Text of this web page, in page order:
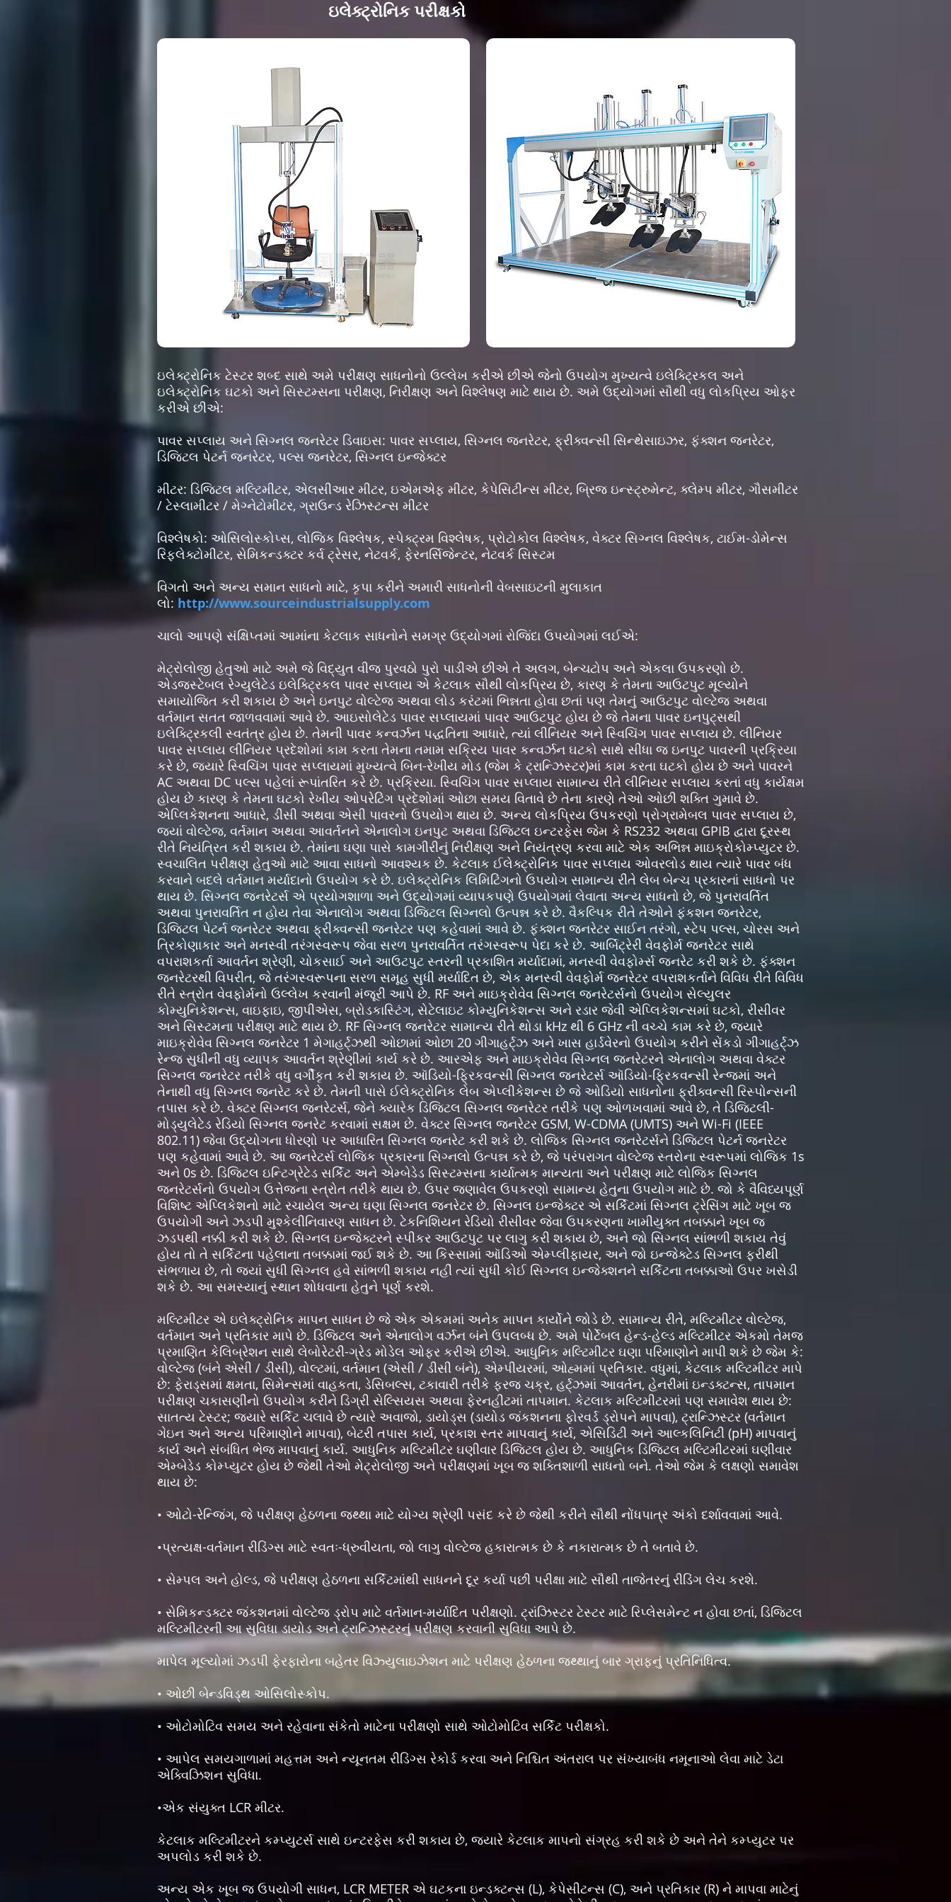
ઇલેક્ટ્રોનિક પરીક્ષકો
ઇલેક્ટ્રોનિક ટેસ્ટર શબ્દ સાથે અમે પરીક્ષણ સાધનોનો ઉલ્લેખ કરીએ છીએ જેનો ઉપયોગ મુખ્યત્વે ઇલેક્ટ્રિકલ અને
ઇલેક્ટ્રોનિક ઘટકો અને સિસ્ટમ્સના પરીક્ષણ, નિરીક્ષણ અને વિશ્લેષણ માટે થાય છે. અમે ઉદ્યોગમાં સૌથી વધુ લોકપ્રિય ઓફર
કરીએ છીએ:
પાવર સપ્લાય અને સિગ્નલ જનરેટર ડિવાઇસ: પાવર સપ્લાય, સિગ્નલ જનરેટર, ફ્રીક્વન્સી સિન્થેસાઇઝર, ફંક્શન જનરેટર,
ડિજિટલ પેટર્ન જનરેટર, પલ્સ જનરેટર, સિગ્નલ ઇન્જેક્ટર
મીટર: ડિજિટલ મલ્ટિમીટર, એલસીઆર મીટર, ઇએમએફ મીટર, કેપેસિટીન્સ મીટર, બ્રિજ ઇન્સ્ટ્રુમેન્ટ, ક્લેમ્પ મીટર, ગૌસમીટર
/ ટેસ્લામીટર / મેગ્નેટોમીટર, ગ્રાઉન્ડ રેઝિસ્ટન્સ મીટર
વિશ્લેષકો: ઓસિલોસ્કોપ્સ, લોજિક વિશ્લેષક, સ્પેક્ટ્રમ વિશ્લેષક, પ્રોટોકોલ વિશ્લેષક, વેક્ટર સિગ્નલ વિશ્લેષક, ટાઈમ-ડોમેન્સ
રિફ્લેક્ટોમીટર, સેમિકન્ડક્ટર કર્વ ટ્રેસર, નેટવર્ક, ફેરનર્સિજેન્ટર, નેટવર્ક સિસ્ટમ
વિગતો અને અન્ય સમાન સાધનો માટે, કૃપા કરીને અમારી સાધનોની વેબસાઇટની મુલાકાત
લો: http://www.sourceindustrialsupply.com
ચાલો આપણે સંક્ષિપ્તમાં આમાંના કેટલાક સાધનોને સમગ્ર ઉદ્યોગમાં રોજિંદા ઉપયોગમાં લઈએ:
મેટ્રોલોજી હેતુઓ માટે અમે જે વિદ્યુત વીજ પુરવઠો પુરો પાડીએ છીએ તે અલગ, બેન્ચટોપ અને એકલા ઉપકરણો છે.
એડજસ્ટેબલ રેગ્યુલેટેડ ઇલેક્ટ્રિકલ પાવર સપ્લાય એ કેટલાક સૌથી લોકપ્રિય છે, કારણ કે તેમના આઉટપુટ મૂલ્યોને
સમાયોજિત કરી શકાય છે અને ઇનપુટ વોલ્ટેજ અથવા લોડ કરંટમાં ભિન્નતા હોવા છતાં પણ તેમનું આઉટપુટ વોલ્ટેજ અથવા
વર્તમાન સતત જાળવવામાં આવે છે. આઇસોલેટેડ પાવર સપ્લાયમાં પાવર આઉટપુટ હોય છે જે તેમના પાવર ઇનપુટ્સથી
ઇલેક્ટ્રિકલી સ્વતંત્ર હોય છે. તેમની પાવર કન્વર્ઝન પદ્ધતિના આધારે, ત્યાં લીનિયર અને સ્વિચિંગ પાવર સપ્લાય છે. લીનિયર
પાવર સપ્લાય લીનિયર પ્રદેશોમાં કામ કરતા તેમના તમામ સક્રિય પાવર કન્વર્ઝન ઘટકો સાથે સીધા જ ઇનપુટ પાવરની પ્રક્રિયા
કરે છે, જ્યારે સ્વિચિંગ પાવર સપ્લાયમાં મુખ્યત્વે બિન-રેખીય મોડ (જેમ કે ટ્રાન્ઝિસ્ટર)માં કામ કરતા ઘટકો હોય છે અને પાવરને
AC અથવા DC પલ્સ પહેલાં રૂપાંતરિત કરે છે. પ્રક્રિયા. સ્વિચિંગ પાવર સપ્લાય સામાન્ય રીતે લીનિયર સપ્લાય કરતાં વધુ કાર્યક્ષમ
હોય છે કારણ કે તેમના ઘટકો રેખીય ઓપરેટિંગ પ્રદેશોમાં ઓછા સમય વિતાવે છે તેના કારણે તેઓ ઓછી શક્તિ ગુમાવે છે.
એપ્લિકેશનના આધારે, ડીસી અથવા એસી પાવરનો ઉપયોગ થાય છે. અન્ય લોકપ્રિય ઉપકરણો પ્રોગ્રામેબલ પાવર સપ્લાય છે,
જ્યાં વોલ્ટેજ, વર્તમાન અથવા આવર્તનને એનાલોગ ઇનપુટ અથવા ડિજિટલ ઇન્ટરફેસ જેમ કે RS232 અથવા GPIB દ્વારા દૂરસ્થ
રીતે નિયંત્રિત કરી શકાય છે. તેમાંના ઘણા પાસે કામગીરીનું નિરીક્ષણ અને નિયંત્રણ કરવા માટે એક અભિન્ન માઇક્રોકોમ્પ્યુટર છે.
સ્વચાલિત પરીક્ષણ હેતુઓ માટે આવા સાધનો આવશ્યક છે. કેટલાક ઈલેક્ટ્રોનિક પાવર સપ્લાય ઓવરલોડ થાય ત્યારે પાવર બંધ
કરવાને બદલે વર્તમાન મર્યાદાનો ઉપયોગ કરે છે. ઇલેક્ટ્રોનિક લિમિટિંગનો ઉપયોગ સામાન્ય રીતે લેબ બેન્ચ પ્રકારનાં સાધનો પર
થાય છે. સિગ્નલ જનરેટર્સ એ પ્રયોગશાળા અને ઉદ્યોગમાં વ્યાપકપણે ઉપયોગમાં લેવાતા અન્ય સાધનો છે, જે પુનરાવર્તિત
અથવા પુનરાવર્તિત ન હોય તેવા એનાલોગ અથવા ડિજિટલ સિગ્નલો ઉત્પન્ન કરે છે. વૈકલ્પિક રીતે તેઓને ફંકશન જનરેટર,
ડિજિટલ પેટર્ન જનરેટર અથવા ફ્રીક્વન્સી જનરેટર પણ કહેવામાં આવે છે. ફંક્શન જનરેટર સાઈન તરંગો, સ્ટેપ પલ્સ, ચોરસ અને
ત્રિકોણાકાર અને મનસ્વી તરંગસ્વરૂપ જેવા સરળ પુનરાવર્તિત તરંગસ્વરૂપ પેદા કરે છે. આર્બિટ્રેરી વેવફોર્મ જનરેટર સાથે
વપરાશકર્તા આવર્તન શ્રેણી, ચોકસાઈ અને આઉટપુટ સ્તરની પ્રકાશિત મર્યાદામાં, મનસ્વી વેવફોર્મ્સ જનરેટ કરી શકે છે. ફંક્શન
જનરેટરથી વિપરીત, જે તરંગસ્વરૂપના સરળ સમૂહ સુધી મર્યાદિત છે, એક મનસ્વી વેવફોર્મ જનરેટર વપરાશકર્તાને વિવિધ રીતે વિવિધ
રીતે સ્ત્રોત વેવફોર્મનો ઉલ્લેખ કરવાની મંજૂરી આપે છે. RF અને માઇક્રોવેવ સિગ્નલ જનરેટર્સનો ઉપયોગ સેલ્યુલર
કોમ્યુનિકેશન્સ, વાઇફાઇ, જીપીએસ, બ્રોડકાસ્ટિંગ, સેટેલાઇટ કોમ્યુનિકેશન્સ અને રડાર જેવી એપ્લિકેશન્સમાં ઘટકો, રીસીવર
અને સિસ્ટમના પરીક્ષણ માટે થાય છે. RF સિગ્નલ જનરેટર સામાન્ય રીતે થોડા kHz થી 6 GHz ની વચ્ચે કામ કરે છે, જ્યારે
માઇક્રોવેવ સિગ્નલ જનરેટર 1 મેગાહર્ટ્ઝથી ઓછામાં ઓછા 20 ગીગાહર્ટ્ઝ અને ખાસ હાર્ડવેરનો ઉપયોગ કરીને સેંકડો ગીગાહર્ટ્ઝ
રેન્જ સુધીની વધુ વ્યાપક આવર્તન શ્રેણીમાં કાર્ય કરે છે. આરએફ અને માઇક્રોવેવ સિગ્નલ જનરેટરને એનાલોગ અથવા વેક્ટર
સિગ્નલ જનરેટર તરીકે વધુ વર્ગીકૃત કરી શકાય છે. ઑડિયો-ફ્રિકવન્સી સિગ્નલ જનરેટર્સ ઑડિયો-ફ્રિકવન્સી રેન્જમાં અને
તેનાથી વધુ સિગ્નલ જનરેટ કરે છે. તેમની પાસે ઈલેક્ટ્રોનિક લેબ એપ્લીકેશન્સ છે જે ઓડિયો સાધનોના ફ્રીક્વન્સી રિસ્પોન્સની
તપાસ કરે છે. વેક્ટર સિગ્નલ જનરેટર્સ, જેને ક્યારેક ડિજિટલ સિગ્નલ જનરેટર તરીકે પણ ઓળખવામાં આવે છે, તે ડિજિટલી-
મોડ્યુલેટેડ રેડિયો સિગ્નલ જનરેટ કરવામાં સક્ષમ છે. વેક્ટર સિગ્નલ જનરેટર GSM, W-CDMA (UMTS) અને Wi-Fi (IEEE
802.11) જેવા ઉદ્યોગના ધોરણો પર આધારિત સિગ્નલ જનરેટ કરી શકે છે. લોજિક સિગ્નલ જનરેટર્સને ડિજિટલ પેટર્ન જનરેટર
પણ કહેવામાં આવે છે. આ જનરેટર્સ લોજિક પ્રકારના સિગ્નલો ઉત્પન્ન કરે છે, જે પરંપરાગત વોલ્ટેજ સ્તરોના સ્વરૂપમાં લોજિક 1s
અને 0s છે. ડિજિટલ ઇન્ટિગ્રેટેડ સર્કિટ અને એમ્બેડેડ સિસ્ટમ્સના કાર્યાત્મક માન્યતા અને પરીક્ષણ માટે લોજિક સિગ્નલ
જનરેટર્સનો ઉપયોગ ઉત્તેજના સ્ત્રોત તરીકે થાય છે. ઉપર જણાવેલ ઉપકરણો સામાન્ય હેતુના ઉપયોગ માટે છે. જો કે વૈવિધ્યપૂર્ણ
વિશિષ્ટ એપ્લિકેશનો માટે રચાયેલ અન્ય ઘણા સિગ્નલ જનરેટર છે. સિગ્નલ ઇન્જેક્ટર એ સર્કિટમાં સિગ્નલ ટ્રેસિંગ માટે ખૂબ જ
ઉપયોગી અને ઝડપી મુશ્કેલીનિવારણ સાધન છે. ટેકનિશિયન રેડિયો રીસીવર જેવા ઉપકરણના ખામીયુક્ત તબક્કાને ખૂબ જ
ઝડપથી નક્કી કરી શકે છે. સિગ્નલ ઇન્જેક્ટરને સ્પીકર આઉટપુટ પર લાગુ કરી શકાય છે, અને જો સિગ્નલ સાંભળી શકાય તેવું
હોય તો તે સર્કિટના પહેલાના તબક્કામાં જઈ શકે છે. આ કિસ્સામાં ઑડિઓ એમ્પ્લીફાયર, અને જો ઇન્જેક્ટેડ સિગ્નલ ફરીથી
સંભળાય છે, તો જ્યાં સુધી સિગ્નલ હવે સાંભળી શકાય નહીં ત્યાં સુધી કોઈ સિગ્નલ ઇન્જેક્શનને સર્કિટના તબક્કાઓ ઉપર ખસેડી
શકે છે. આ સમસ્યાનું સ્થાન શોધવાના હેતુને પૂર્ણ કરશે.
મલ્ટિમીટર એ ઇલેક્ટ્રોનિક માપન સાધન છે જે એક એકમમાં અનેક માપન કાર્યોને જોડે છે. સામાન્ય રીતે, મલ્ટિમીટર વોલ્ટેજ,
વર્તમાન અને પ્રતિકાર માપે છે. ડિજિટલ અને એનાલોગ વર્ઝન બંને ઉપલબ્ધ છે. અમે પોર્ટેબલ હેન્ડ-હેલ્ડ મલ્ટિમીટર એકમો તેમજ
પ્રમાણિત કેલિબ્રેશન સાથે લેબોરેટરી-ગ્રેડ મોડેલ ઓફર કરીએ છીએ. આધુનિક મલ્ટિમીટર ઘણા પરિમાણોને માપી શકે છે જેમ કે:
વોલ્ટેજ (બંને એસી / ડીસી), વોલ્ટમાં, વર્તમાન (એસી / ડીસી બંને), એમ્પીયરમાં, ઓહ્મમાં પ્રતિકાર. વધુમાં, કેટલાક મલ્ટિમીટર માપે
છે: ફેરાડ્સમાં ક્ષમતા, સિમેન્સમાં વાહકતા, ડેસિબલ્સ, ટકાવારી તરીકે ફરજ ચક્ર, હર્ટ્ઝમાં આવર્તન, હેનરીમાં ઇન્ડક્ટન્સ, તાપમાન
પરીક્ષણ ચકાસણીનો ઉપયોગ કરીને ડિગ્રી સેલ્સિયસ અથવા ફેરનહીટમાં તાપમાન. કેટલાક મલ્ટિમીટરમાં પણ સમાવેશ થાય છે:
સાતત્ય ટેસ્ટર; જ્યારે સર્કિટ ચલાવે છે ત્યારે અવાજો, ડાયોડ્સ (ડાયોડ જંકશનના ફોરવર્ડ ડ્રોપને માપવા), ટ્રાન્ઝિસ્ટર (વર્તમાન
ગેઇન અને અન્ય પરિમાણોને માપવા), બેટરી તપાસ કાર્ય, પ્રકાશ સ્તર માપવાનું કાર્ય, એસિડિટી અને આલ્કલિનિટી (pH) માપવાનું
કાર્ય અને સંબંધિત ભેજ માપવાનું કાર્ય. આધુનિક મલ્ટિમીટર ઘણીવાર ડિજિટલ હોય છે. આધુનિક ડિજિટલ મલ્ટિમીટરમાં ઘણીવાર
એમ્બેડેડ કોમ્પ્યુટર હોય છે જેથી તેઓ મેટ્રોલોજી અને પરીક્ષણમાં ખૂબ જ શક્તિશાળી સાધનો બને. તેઓ જેમ કે લક્ષણો સમાવેશ
થાય છે:
• ઓટો-રેન્જિંગ, જે પરીક્ષણ હેઠળના જથ્થા માટે યોગ્ય શ્રેણી પસંદ કરે છે જેથી કરીને સૌથી નોંધપાત્ર અંકો દર્શાવવામાં આવે.
•પ્રત્યક્ષ-વર્તમાન રીડિંગ્સ માટે સ્વતઃ-ધ્રુવીયતા, જો લાગુ વોલ્ટેજ હકારાત્મક છે કે નકારાત્મક છે તે બતાવે છે.
• સેમ્પલ અને હોલ્ડ, જે પરીક્ષણ હેઠળના સર્કિટમાંથી સાધનને દૂર કર્યા પછી પરીક્ષા માટે સૌથી તાજેતરનું રીડિંગ લેચ કરશે.
• સેમિકન્ડક્ટર જંકશનમાં વોલ્ટેજ ડ્રોપ માટે વર્તમાન-મર્યાદિત પરીક્ષણો. ટ્રાંઝિસ્ટર ટેસ્ટર માટે રિપ્લેસમેન્ટ ન હોવા છતાં, ડિજિટલ
મલ્ટિમીટરની આ સુવિધા ડાયોડ અને ટ્રાન્ઝિસ્ટરનું પરીક્ષણ કરવાની સુવિધા આપે છે.
માપેલ મૂલ્યોમાં ઝડપી ફેરફારોના બહેતર વિઝ્યુલાઇઝેશન માટે પરીક્ષણ હેઠળના જથ્થાનું બાર ગ્રાફનું પ્રતિનિધિત્વ.
• ઓછી બેન્ડવિડ્થ ઓસિલોસ્કોપ.
• ઓટોમોટિવ સમય અને રહેવાના સંકેતો માટેના પરીક્ષણો સાથે ઓટોમોટિવ સર્કિટ પરીક્ષકો.
• આપેલ સમયગાળામાં મહત્તમ અને ન્યૂનતમ રીડિંગ્સ રેકોર્ડ કરવા અને નિશ્ચિત અંતરાલ પર સંખ્યાબંધ નમૂનાઓ લેવા માટે ડેટા
એક્વિઝિશન સુવિધા.
•એક સંયુક્ત LCR મીટર.
કેટલાક મલ્ટિમીટરને કમ્પ્યુટર્સ સાથે ઇન્ટરફેસ કરી શકાય છે, જ્યારે કેટલાક માપનો સંગ્રહ કરી શકે છે અને તેને કમ્પ્યુટર પર
અપલોડ કરી શકે છે.
અન્ય એક ખૂબ જ ઉપયોગી સાધન, LCR METER એ ઘટકના ઇન્ડક્ટન્સ (L), કેપેસીટન્સ (C), અને પ્રતિકાર (R) ને માપવા માટેનું